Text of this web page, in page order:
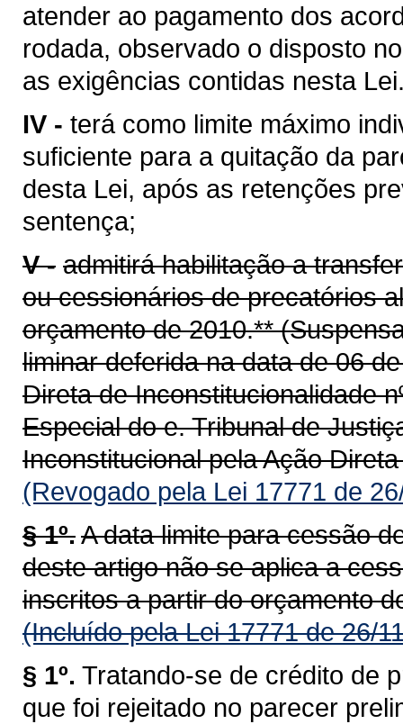
atender ao pagamento dos
rodada, observado o disposto
as exigências contidas nesta
IV - terá como limite máximo
suficiente para a quitação da
desta Lei, após as retenções
sentença;
V - admitirá habilitação a
ou cessionários de precatórios
orçamento de 2010.**
liminar deferida na data de 06
Direta de Inconstitucionalidade
Especial do e. Tribunal de
Inconstitucional pela Ação
(Revogado pela Lei 17771 de
§ 1º.A data limite para cessão
deste artigo não se aplica a
inscritos a partir do orçamento
(Incluído pela Lei 17771 de 26/
§ 1º. Tratando-se de crédito de
que foi rejeitado no parecer